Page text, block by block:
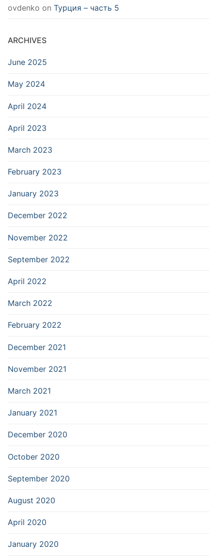
ovdenko on Турция – часть 5
ARCHIVES
June 2025
May 2024
April 2024
April 2023
March 2023
February 2023
January 2023
December 2022
November 2022
September 2022
April 2022
March 2022
February 2022
December 2021
November 2021
March 2021
January 2021
December 2020
October 2020
September 2020
August 2020
April 2020
January 2020